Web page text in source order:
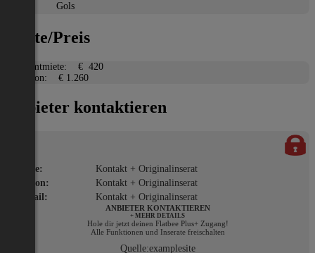
Gols
Miete/Preis
Gesamtmiete:
€ 420
Kaution:
€ 1.260
Anbieter kontaktieren
Name:
Kontakt + Originalinserat
Telefon:
Kontakt + Originalinserat
E-Mail:
Kontakt + Originalinserat
ANBIETER KONTAKTIEREN
+ MEHR DETAILS
Hole dir jetzt deinen Flatbee Plus+ Zugang!
Alle Funktionen und Inserate freischalten
Quelle:examplesite